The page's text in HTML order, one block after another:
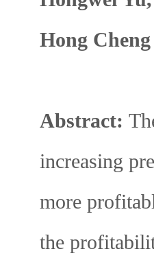
Hong Cheng
Abstract:
increasing
more
the